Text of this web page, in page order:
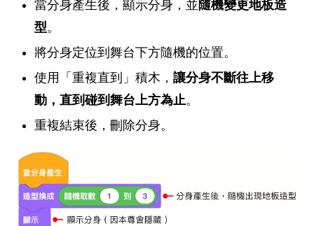
當分身產生後，顯示分身，並隨機變更地板造
型。
將分身定位到舞台下方隨機的位置。
使用「重複直到」積木， 讓分身不斷往上移
動，直到碰到舞台上方為止。
重複結束後，刪除分身。